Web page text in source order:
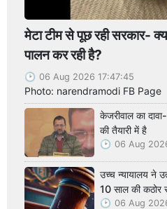
मेटा टीम से पूछ रही सरकार-
पालन कर रही है?
06 Aug 2026 17:47:45
Photo: narendramodi FB Page
केजरीवाल का
की तैयारी में है
06 Aug
उच्च न्यायालय ने
10 साल की कठोर
06 Aug